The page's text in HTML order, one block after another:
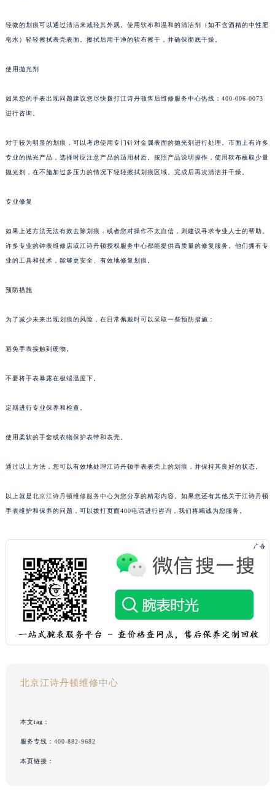
轻微的划痕可以通过清洁来减轻其外观。使用软布和温和的清洁剂（如不含酒精的中性肥
皂水）轻轻擦拭表壳表面。擦拭后用干净的软布擦干，并确保彻底干燥。
使用抛光剂
如果您的手表出现问题建议您尽快拨打江诗丹顿售后维修服务中心热线：400-006-0073
进行咨询。
对于较为明显的划痕，可以考虑使用专门针对金属表面的抛光剂进行处理。市面上有许多
专业的抛光产品，选择时应注意产品的适用材质。按照产品说明操作，使用软布蘸取少量
抛光剂，在不施加过多压力的情况下轻轻擦拭划痕区域。完成后再次清洁并干燥。
专业修复
如果上述方法无法有效去除划痕，或者您对操作不太自信，则建议寻求专业人士的帮助。
许多专业的钟表维修店或江诗丹顿授权服务中心都能提供高质量的修复服务。他们拥有专
业的工具和技术，能够更安全、有效地修复划痕。
预防措施
为了减少未来出现划痕的风险，在日常佩戴时可以采取一些预防措施：
避免手表接触到硬物。
不要将手表暴露在极端温度下。
定期进行专业保养和检查。
使用柔软的手套或衣物保护表带和表壳。
通过以上方法，您可以有效地处理江诗丹顿手表表壳上的划痕，并保持其良好的状态。
以上就是北京江诗丹顿维修服务中心为您分享的精彩内容。如果您还有其他关于江诗丹顿
手表维护和保养的问题，可以拨打页面400电话进行咨询，我们将竭诚为您服务。
北京江诗丹顿维修中心
本文tag：
服务专线： 400-882-9682
本页链接：